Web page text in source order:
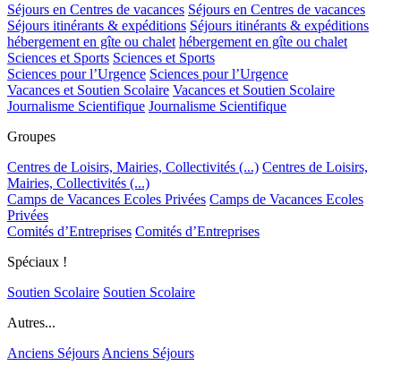
Séjours en Centres de vacances Séjours en Centres de vacances
Séjours itinérants & expéditions Séjours itinérants & expéditions
hébergement en gîte ou chalet hébergement en gîte ou chalet
Sciences et Sports Sciences et Sports
Sciences pour l’Urgence Sciences pour l’Urgence
Vacances et Soutien Scolaire Vacances et Soutien Scolaire
Journalisme Scientifique Journalisme Scientifique
Groupes
Centres de Loisirs, Mairies, Collectivités (...) Centres de Loisirs,
Mairies, Collectivités (...)
Camps de Vacances Ecoles Privées Camps de Vacances Ecoles
Privées
Comités d’Entreprises Comités d’Entreprises
Spéciaux !
Soutien Scolaire Soutien Scolaire
Autres...
Anciens Séjours Anciens Séjours